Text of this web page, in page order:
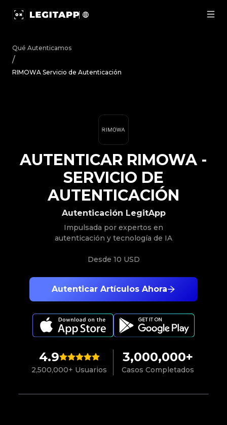
Qué Autenticamos
/
RIMOWA Servicio de Autenticación
4.9
2,500,000+ Usuarios
3,000,000+
Casos Completados
Autenticar Artículos Ahora
Autenticación LegitApp
Impulsada por expertos en
autenticación y tecnología de IA
Desde 10 USD
AUTENTICAR RIMOWA -
SERVICIO DE
AUTENTICACIÓN